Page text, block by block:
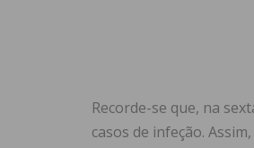
Recorde-se que, na
casos de infeção.